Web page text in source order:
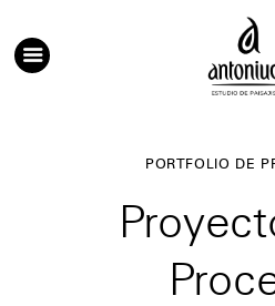
contenido
PORTFOLIO DE